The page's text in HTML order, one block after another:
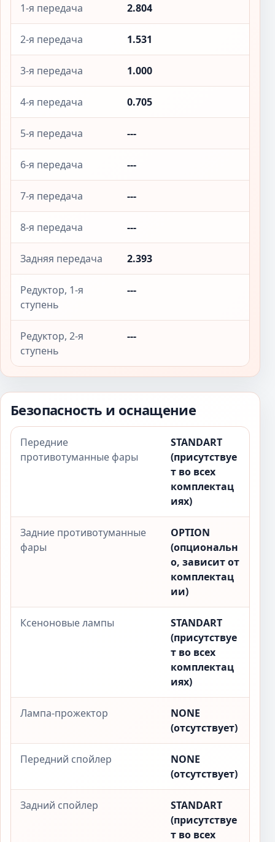
1-я передача 2.804
2-я передача 1.531
3-я передача 1.000
4-я передача 0.705
5-я передача ---
6-я передача ---
7-я передача ---
8-я передача ---
Задняя передача 2.393
Редуктор, 1-я
ступень
---
Редуктор, 2-я
ступень
---
Безопасность и оснащение
Передние
противотуманные фары
STANDART
(присутствуе
т во всех
комплектац
иях)
Задние противотуманные
фары
OPTION
(опциональн
о, зависит от
комплектац
ии)
Ксеноновые лампы
STANDART
(присутствуе
т во всех
комплектац
иях)
Лампа-прожектор
NONE
(отсутствует)
Передний спойлер
NONE
(отсутствует)
Задний спойлер
STANDART
(присутствуе
т во всех